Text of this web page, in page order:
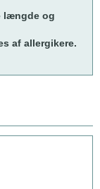
længde og
af allergikere.